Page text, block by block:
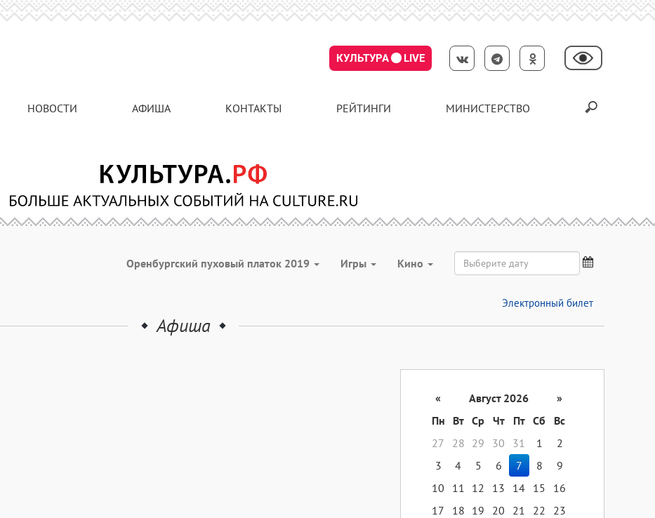
КУЛЬТУРА LIVE
НОВОСТИ АФИША КОНТАКТЫ РЕЙТИНГИ МИНИСТЕРСТВО
Оренбургский пуховый платок 2019 Игры Кино
Электронный билет
Афиша
« Август 2026
»
Пн
Вт Ср Чт Пт Сб
Вс
27
28 29 30 31 1
2
3
4 5 6 7 8
9
10
11 12 13 14 15
16
17
18 19 20 21 22
23